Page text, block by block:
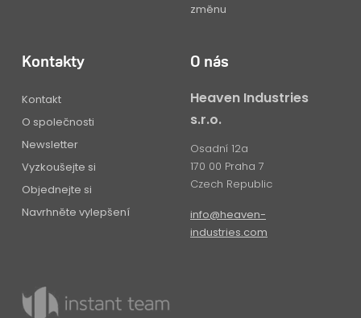
změnu
Kontakty
Kontakt
O společnosti
Newsletter
Vyzkoušejte si
Objednejte si
Navrhněte vylepšení
O nás
Heaven Industries
s.r.o.
Osadní 12a
170 00 Praha 7
Czech Republic
info@heaven-
industries.com